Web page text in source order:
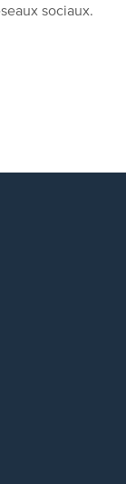
sociaux.